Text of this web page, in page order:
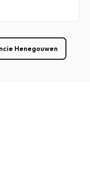
Henegouwen